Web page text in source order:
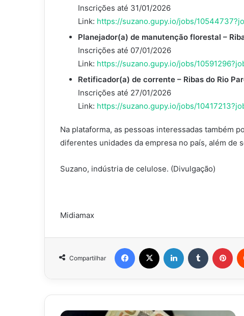
Inscrições até 31/01/2026
Link: https://suzano.gupy.io/jobs/
Planejador(a) de manutenção florestal –
Inscrições até 07/01/2026
Link: https://suzano.gupy.io/jobs/
Retificador(a) de corrente – Ribas do Rio
Inscrições até 27/01/2026
Link: https://suzano.gupy.io/jobs/
Na plataforma, as pessoas interessadas também
diferentes unidades da empresa no país, além de
Suzano, indústria de celulose. (Divulgação)
Midiamax
Compartilhar
Facebook Linkedin Tumblr